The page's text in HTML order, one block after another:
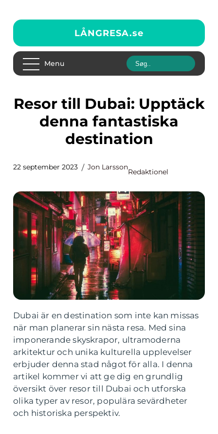
LÅNGRESA.se
Menu
Resor till Dubai: Upptäck
denna fantastiska
destination
22 september 2023 Jon Larsson
Redaktionel
Dubai är en destination som inte kan missas
när man planerar sin nästa resa. Med sina
imponerande skyskrapor, ultramoderna
arkitektur och unika kulturella upplevelser
erbjuder denna stad något för alla. I denna
artikel kommer vi att ge dig en grundlig
översikt över resor till Dubai och utforska
olika typer av resor, populära sevärdheter
och historiska perspektiv.